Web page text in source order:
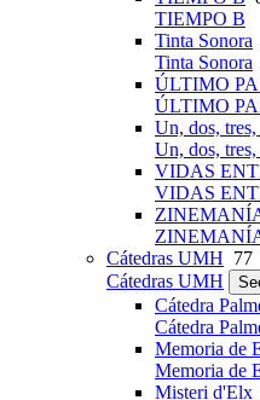
TIEMPO B
Tinta Sonora
Tinta Sonora
ÚLTIMO
ÚLTIMO
Un, dos, tres,
Un, dos, tres,
VIDAS
VIDAS
Cátedras UMH 77
Cátedras UMH
Cátedra
Cátedra
Memoria de
Memoria de
Misteri d'Elx